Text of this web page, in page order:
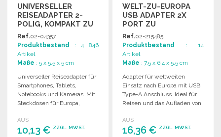
UNIVERSELLER
REISEADAPTER 2-
POLIG, KOMPAKT ZU
GROSSHANDELSPREISEN
Ref.02-04357
Produktbestand : 4 846
Artikel
Maße : 5 x 5.5 x 5 cm
Universeller Reiseadapter für
Smartphones, Tablets,
Notebooks und Kameras. Mit
Steckdosen für Europa,
Australien/China.
Sicherheitskonform.
AUS
10,13 € ZZGL. MWST.
WELT-ZU-EUROPA
USB ADAPTER 2X
PORT ZU
GROSSHANDELSPREISEN
Ref.02-215485
Produktbestand : 14
Artikel
Maße : 7.5 x 6.4 x 5.5 cm
Adapter für weltweiten
Einsatz nach Europa mit USB
Type-A Anschluss. Ideal für
Reisen und das Aufladen von
AUS
16,36 € ZZGL. MWST.